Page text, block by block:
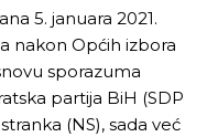
5. januara 2021.
nakon Općih izbora
sporazuma
partija BiH (SDP
(NS), sada već